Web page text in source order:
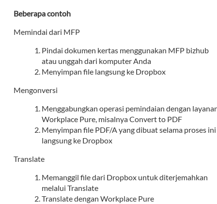
Beberapa contoh
Memindai dari MFP
Pindai dokumen kertas menggunakan MFP bizhub
atau unggah dari komputer Anda
Menyimpan file langsung ke Dropbox
Mengonversi
Menggabungkan operasi pemindaian dengan
Workplace Pure, misalnya Convert to PDF
Menyimpan file PDF/A yang dibuat selama proses ini
langsung ke Dropbox
Translate
Memanggil file dari Dropbox untuk diterjemahkan
melalui Translate
Translate dengan Workplace Pure